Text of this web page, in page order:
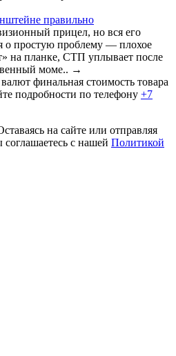
правильно
прицел, но вся его
о простую проблему — плохое
на планке, СТП уплывает после
моме.. →
финальная стоимость товара
подробности по телефону +7
на сайте или отправляя
с нашей Политикой